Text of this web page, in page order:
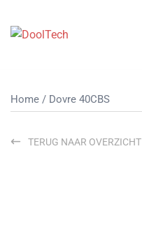
naar
Home / Dovre 40CBS
TERUG NAAR OVERZICHT